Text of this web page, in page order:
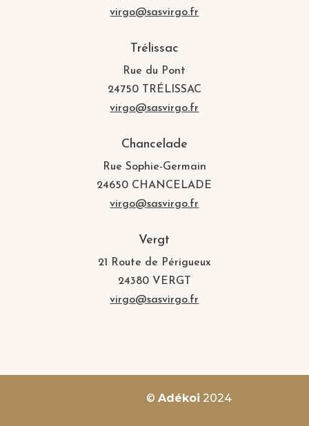
virgo@sasvirgo.fr
Trélissac
Rue du Pont
24750 TRÉLISSAC
virgo@sasvirgo.fr
Chancelade
Rue Sophie-Germain
24650 CHANCELADE
virgo@sasvirgo.fr
Vergt
21 Route de Périgueux
24380 VERGT
virgo@sasvirgo.fr
© Adékoi 2024